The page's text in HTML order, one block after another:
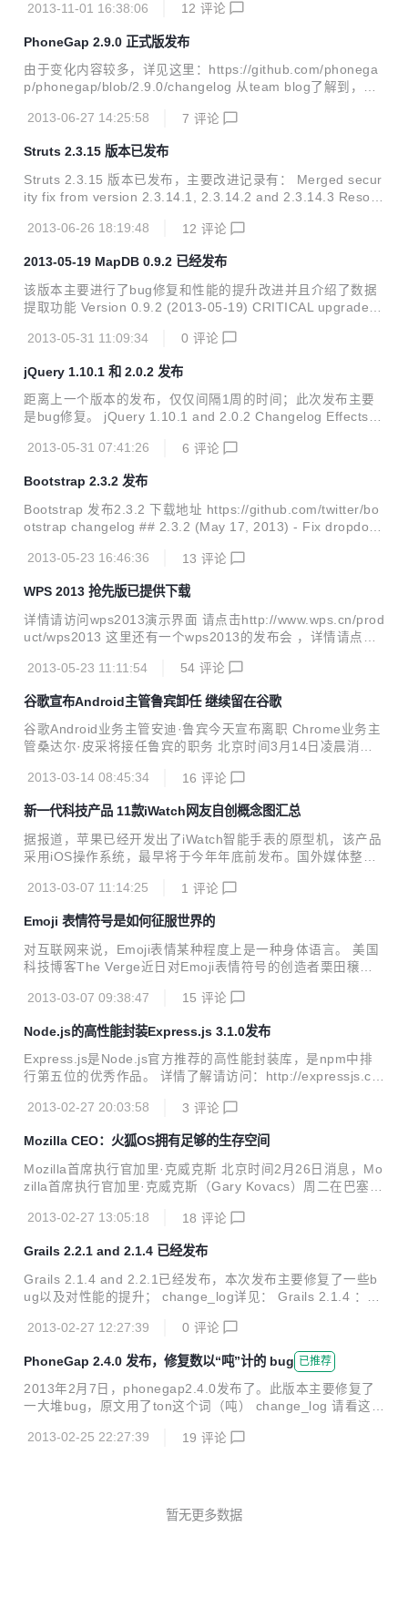
展进行开发。 谷歌表示，Android在新兴市场的增长速度达到
系统。这些市场的手机大部分硬件配置较低，例如采用512MB
内存。而“姜饼”系统适合这样的硬件配置。因此“奇巧”的一大
目的是使这些硬件配置较低的手机升级至最新版系统，从而在
整个Android用户群中创造一致的体验。这意味谷歌需要减少
系统占用的资源，对各种预装应用进行调整，并重新思考操作
2013-11-01 16:38:06 12 评论
PhoneGap 2.9.0 正式版发布
由于变化内容较多，详见这里：https://github.com/phonega
p/phonegap/blob/2.9.0/changelog 从team blog了解到，下
gap.com/blog/2013/06/20/coming-soon-phonegap30/ 另外
详见http://log.michaelbrooks.ca/post/phonegap-cli-previe
w
2013-06-27 14:25:58 7 评论
Struts 2.3.15 版本已发布
Struts 2.3.15 版本已发布，主要改进记录有： Merged secur
ity fix from version 2.3.14.1, 2.3.14.2 and 2.3.14.3 Resolv
d bug related to struts.convention.action.includeJars, see
sh 3, see WW-3958 Added support t...
2013-06-26 18:19:48 12 评论
2013-05-19 MapDB 0.9.2 已经发布
该版本主要进行了bug修复和性能的提升改进并且介绍了数据
提取功能 Version 0.9.2 (2013-05-19) CRITICAL upgrade u
ves performance and introduces Data Pump. Open Issue
and readExternal methods) Changes: FIX Issue #119...
2013-05-31 11:09:34 0 评论
jQuery 1.10.1 和 2.0.2 发布
距离上一个版本的发布，仅仅间隔1周的时间；此次发布主要
是bug修复。 jQuery 1.10.1 and 2.0.2 Changelog Effects #
ate()d. #13939: 1.10.0 breaks relative animation Selector
rame was submitted in IE9-10, jQuery 1.9.1 and 2...
2013-05-31 07:41:26 6 评论
Bootstrap 2.3.2 发布
Bootstrap 发布2.3.2 下载地址 https://github.com/twitter/bo
otstrap changelog ## 2.3.2 (May 17, 2013) - Fix dropdow
2013-05-23 16:46:36
13 评论
WPS 2013 抢先版已提供下载
详情请访问wps2013演示界面 请点击http://www.wps.cn/prod
uct/wps2013 这里还有一个wps2013的发布会 ，详情请点击h
uct/wps2013
2013-05-23 11:11:54 54 评论
谷歌宣布Android主管鲁宾卸任 继续留在谷歌
谷歌Android业务主管安迪·鲁宾今天宣布离职 Chrome业务主
管桑达尔·皮采将接任鲁宾的职务 北京时间3月14日凌晨消
将卸任，继任者为Chrome业务主管桑达尔·皮采(Sundar Pich
鲁宾将继续在谷歌任职，但该公司并未披露详细信息。 佩奇发
表博客文章称：“鲁宾决定，现在是时候该交出(Android业务)
控制权，开启谷歌一个新的篇章了。安迪，期待你再次登上月
ome OS将进...
2013-03-14 08:45:34 16 评论
新一代科技产品 11款iWatch网友自创概念图汇总
据报道，苹果已经开发出了iWatch智能手表的原型机，该产品
采用iOS操作系统，最早将于今年年底前发布。国外媒体整理
计师、学生等各种人群。以下是原文： 很多年以来，苹果iWat
都被吸引到库比蒂诺(苹果全球总部所在地)，今年他们终于要
带来大众们一直所期望的东西。而最大的问题是，哪一个故事
会最终胜出?螺旋形UI?基于iOS系统定制?柳木玻璃?手镯式设
计? 设想这些想法如何实现是一件很有趣的事。多亏了设计师
们、记者们和学生们，我们不需要在我们的脑子里想象这些内
2013-03-07 11:14:25 1 评论
Emoji 表情符号是如何征服世界的
对互联网来说，Emoji表情某种程度上是一种身体语言。 美国
科技博客The Verge近日对Emoji表情符号的创造者栗田穣崇
如何征服整个世界的。 在1995年，寻呼机在日本青少年中广
et Bell无线电寻呼系统中加入心形符号，让整个国家的中学生
都能在他们每天发送的数百万条信息中注入新的感情色彩，同
时又能让这些信息变得可爱。其结果是，NTT的业务蒸蒸日
上，其寻呼机变成了人手一部的设备，市场份额接近40%。但
是，当新版Pocket Bell放弃了心形符号...
2013-03-07 09:38:47 15 评论
Node.js的高性能封装Express.js 3.1.0发布
Express.js是Node.js官方推荐的高性能封装库，是npm中排
行第五位的优秀作品。 详情了解请访问：http://expressjs.co
d$：npm update express
2013-02-27 20:03:58 3 评论
Mozilla CEO：火狐OS拥有足够的生存空间
Mozilla首席执行官加里·克威克斯 北京时间2月26日消息，Mo
zilla首席执行官加里·克威克斯（Gary Kovacs）周二在巴塞罗
年时间里互联网用户人数将会增加20亿人，这意味着另一种移
表示，iOS和Android在智能手机市场上处于领先地位，但这两
个移动操作系统不能完全覆盖整个市场。不过，他并未具体提
及将有哪些公司会使用iOS和Android以外的另一种移动操作系
统。 “我觉得，认为将有30亿、40亿、50亿或是60亿用户能
通过一家、两家或是五家公司（所...
2013-02-27 13:05:18 18 评论
Grails 2.2.1 and 2.1.4 已经发布
Grails 2.1.4 and 2.2.1已经发布，本次发布主要修复了一些b
ug以及对性能的提升； change_log详见： Grails 2.1.4 ：htt
p://grails.org/2.2.1%20Release%20Notes
2013-02-27 12:27:39 0 评论
PhoneGap 2.4.0 发布，修复数以“吨”计的 bug 已推荐
2013年2月7日，phonegap2.4.0发布了。此版本主要修复了
一大堆bug，原文用了ton这个词（吨） change_log 请看这
angelog 针对IOS平台的改进，请看这里： http://shazronata
2013-02-25 22:27:39 19 评论
暂无更多数据